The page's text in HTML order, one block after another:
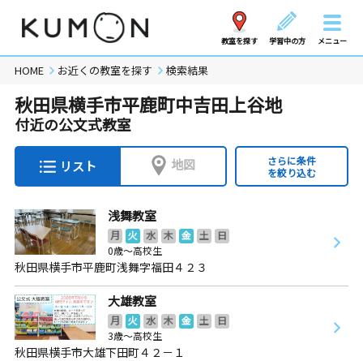
教室を探す 学習中の方 メニュー
HOME お近くの教室を探す 検索結果
秋田県横手市平鹿町中吉田上谷地
付近の公文式教室
リスト 地図
さらに条件
を絞り込む
浅舞教室
月 火 水 木 金 土
日
0歳～高校生
秋田県横手市平鹿町浅舞字福田４２３
大雄教室
月 火 水 木 金 土
日
3歳～高校生
秋田県横手市大雄下田町４２－１